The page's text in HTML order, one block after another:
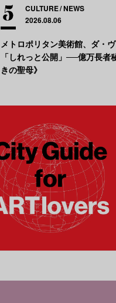
CULTURE NEWS
2026.08.06
メトロポリタン美術館、ダ・
「しれっと公開」──億万長者
きの聖母》